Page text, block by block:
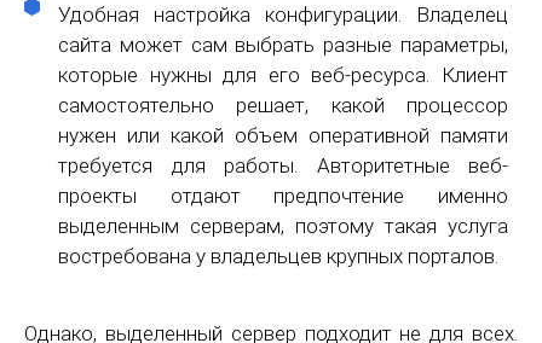
Удобная настройка конфигурации. Владелец
сайта может сам выбрать разные параметры,
которые нужны для его веб-ресурса. Клиент
самостоятельно решает, какой процессор
нужен или какой объем оперативной памяти
требуется для работы. Авторитетные веб-
проекты отдают предпочтение именно
выделенным серверам, поэтому такая услуга
востребована у владельцев крупных порталов.
Однако, выделенный сервер подходит не для всех.